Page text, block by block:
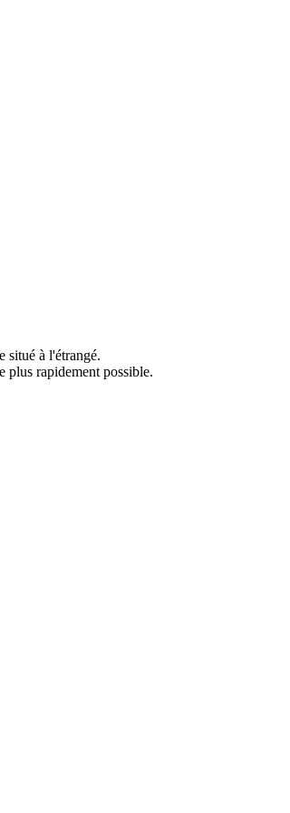
situé à l'étrangé.
plus rapidement possible.